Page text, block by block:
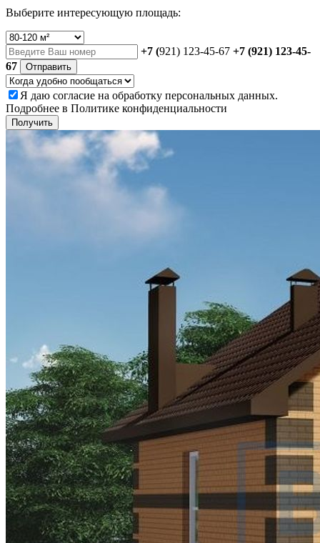
Выберите интересующую площадь:
+7 (921) 123-45-67 +7 (921) 123-45-
67
Отправить
Я даю согласие на обработку персональных данных.
Подробнее в Политике конфиденциальности
Получить